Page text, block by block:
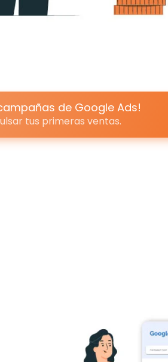
de Google Ads!
tus primeras ventas.